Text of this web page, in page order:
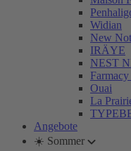
Widian
New
IRÄYE
NEST
Ouai
La
Angebote
☀️ Sommer